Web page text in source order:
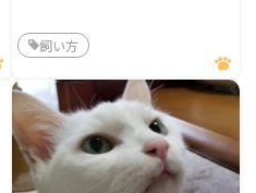
飼い方